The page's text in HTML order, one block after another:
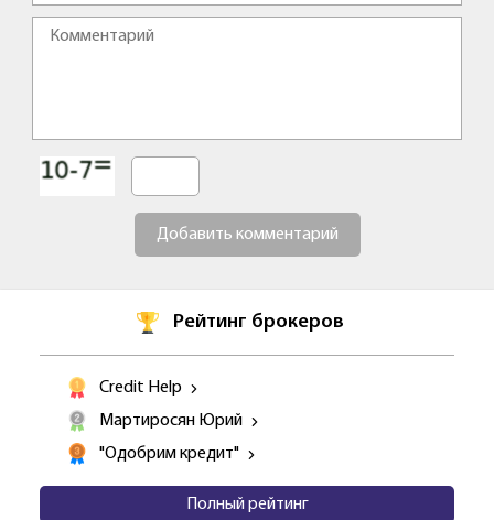
Добавить комментарий
Рейтинг брокеров
Credit Help
Мартиросян Юрий
"Одобрим кредит"
Полный рейтинг